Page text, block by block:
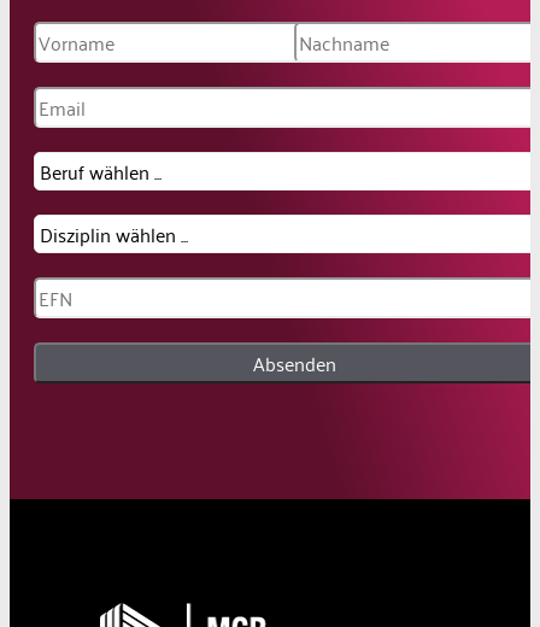
Absenden